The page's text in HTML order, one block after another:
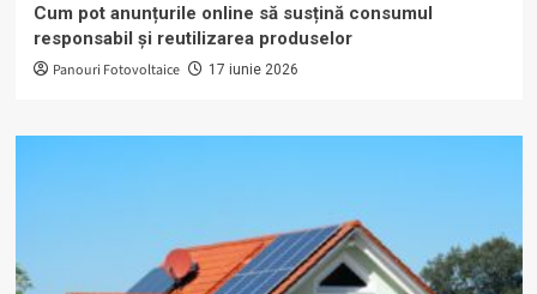
Cum pot anunțurile online să susțină consumul
responsabil și reutilizarea produselor
Panouri Fotovoltaice 17 iunie 2026